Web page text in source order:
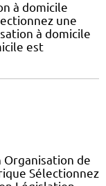
à domicile
une
à domicile
est
Organisation de
Sélectionnez